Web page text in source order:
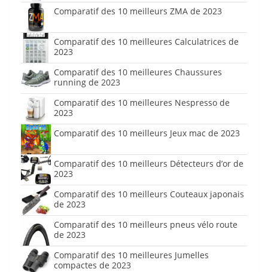
Comparatif des 10 meilleurs ZMA de 2023
Comparatif des 10 meilleures Calculatrices de
2023
Comparatif des 10 meilleures Chaussures
running de 2023
Comparatif des 10 meilleures Nespresso de
2023
Comparatif des 10 meilleurs Jeux mac de 2023
Comparatif des 10 meilleurs Détecteurs d’or de
2023
Comparatif des 10 meilleurs Couteaux japonais
de 2023
Comparatif des 10 meilleurs pneus vélo route
de 2023
Comparatif des 10 meilleures Jumelles
compactes de 2023